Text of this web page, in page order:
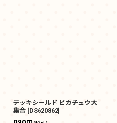
デッキシールド ピカチュウ大
集合 [DS620862]